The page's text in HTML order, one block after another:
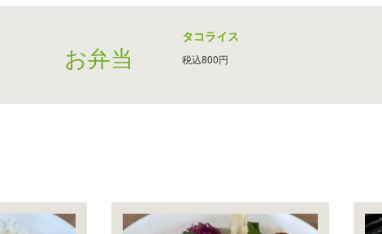
お弁当
タコライス
税込800円